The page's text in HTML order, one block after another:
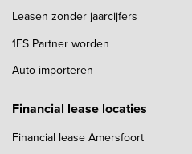
Leasen zonder jaarcijfers
1FS Partner worden
Auto importeren
Financial lease locaties
Financial lease Amersfoort